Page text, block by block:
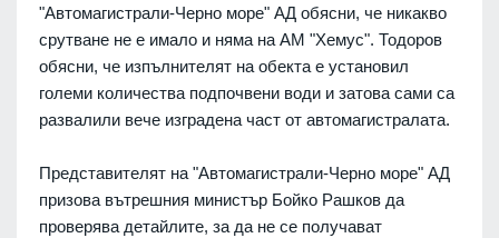
"Автомагистрали-Черно море" АД обясни, че никакво
срутване не е имало и няма на АМ "Хемус". Тодоров
обясни, че изпълнителят на обекта е установил
големи количества подпочвени води и затова сами са
развалили вече изградена част от автомагистралата.
Представителят на "Автомагистрали-Черно море" АД
призова вътрешния министър Бойко Рашков да
проверява детайлите, за да не се получават